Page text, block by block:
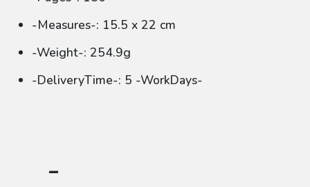
-Measures-: 15.5 x 22 cm
-Weight-: 254.9g
-DeliveryTime-: 5 -WorkDays-
-